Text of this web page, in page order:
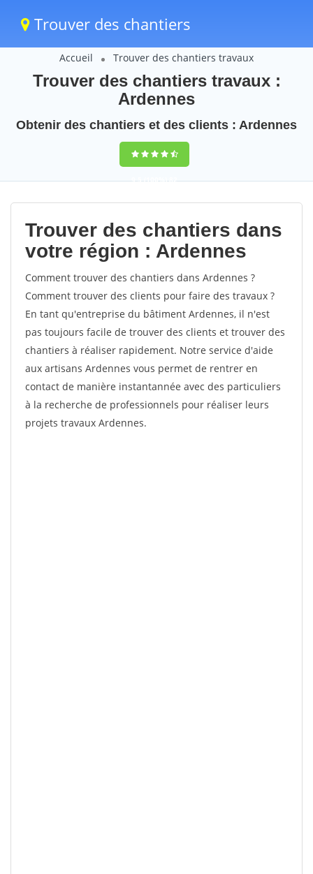
Trouver des chantiers
Accueil Trouver des chantiers travaux
Trouver des chantiers travaux :
Ardennes
Obtenir des chantiers et des clients : Ardennes
9,5(100%)82
votes
Trouver des chantiers dans
votre région : Ardennes
Comment trouver des chantiers dans Ardennes ?
Comment trouver des clients pour faire des travaux ?
En tant qu'entreprise du bâtiment Ardennes, il n'est
pas toujours facile de trouver des clients et trouver des
chantiers à réaliser rapidement. Notre service d'aide
aux artisans Ardennes vous permet de rentrer en
contact de manière instantannée avec des particuliers
à la recherche de professionnels pour réaliser leurs
projets travaux Ardennes.